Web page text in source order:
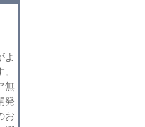
よ
無
発
お